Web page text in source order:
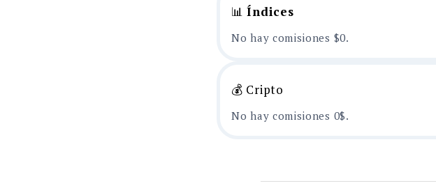
📊Índices
No hay comisiones $0.
💰 Cripto
No hay comisiones 0$.